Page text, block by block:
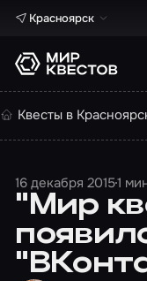
Красноярск
Квесты в
16 декабря 20151
"Мир